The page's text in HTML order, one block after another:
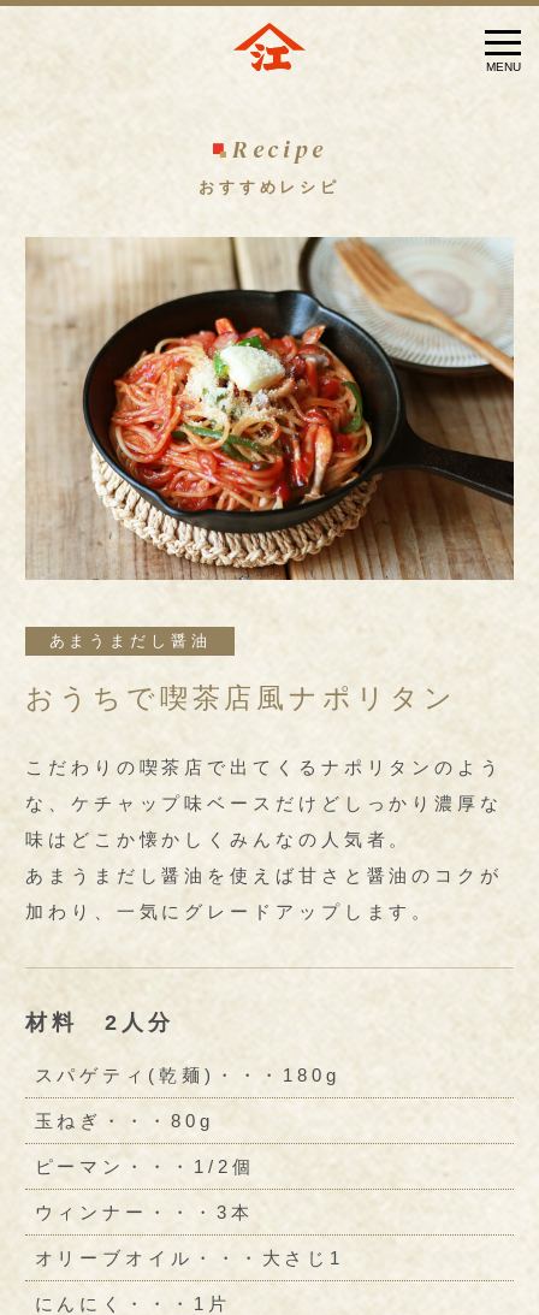
Recipe
おすすめレシピ
あまうまだし醤油
おうちで喫茶店風ナポリタン
こだわりの喫茶店で出てくるナポリタンのよう
な、ケチャップ味ベースだけどしっかり濃厚な
味はどこか懐かしくみんなの人気者。
あまうまだし醤油を使えば甘さと醤油のコクが
加わり、一気にグレードアップします。
材料 2人分
スパゲティ(乾麺)・・・180g
玉ねぎ・・・80g
ピーマン・・・1/2個
ウィンナー・・・3本
オリーブオイル・・・大さじ1
にんにく・・・1片
メ
MENU